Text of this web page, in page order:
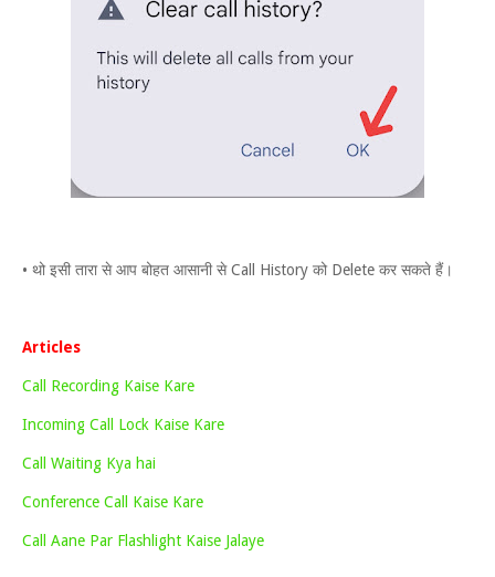
• थो इसी तारा से आप बोहत आसानी से Call History को Delete कर सकते हैं।
Articles
Call Recording Kaise Kare
Incoming Call Lock Kaise Kare
Call Waiting Kya hai
Conference Call Kaise Kare
Call Aane Par Flashlight Kaise Jalaye